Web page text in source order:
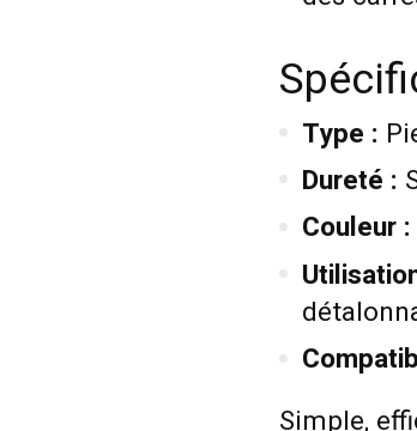
Type :
Dureté :
Couleur :
Simple,